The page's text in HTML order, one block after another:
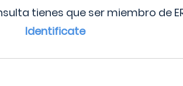
tienes que ser miembro de
Identificate